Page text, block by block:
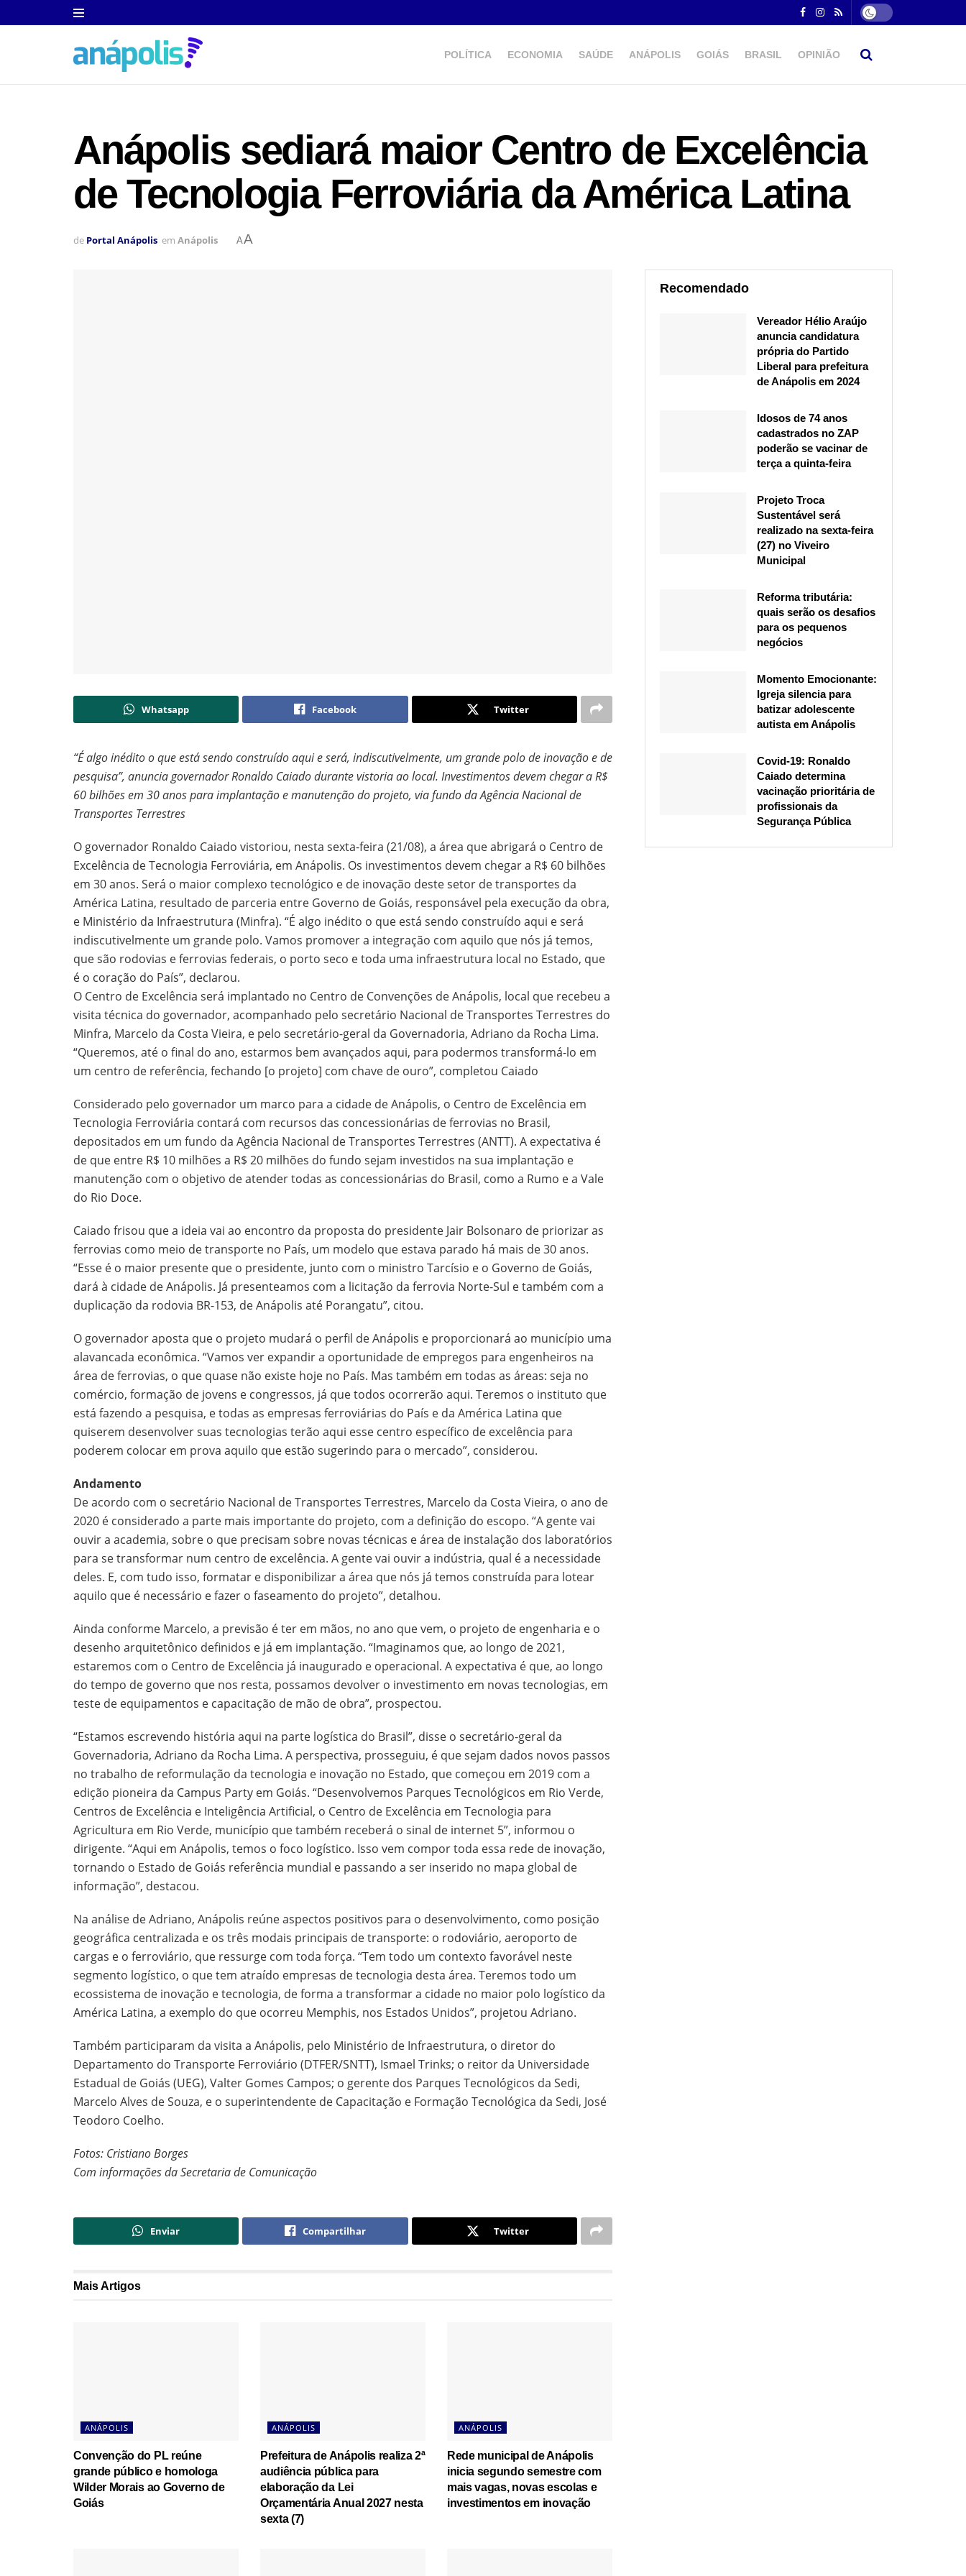
POLÍTICA ECONOMIA SAÚDE ANÁPOLIS GOIÁS BRASIL OPINIÃO
Anápolis sediará maior Centro de Excelência
de Tecnologia Ferroviária da América Latina
de Portal Anápolis em Anápolis AA
Whatsapp Facebook Twitter
“É algo inédito o que está sendo construído aqui e será, indiscutivelmente, um grande polo de inovação e de
pesquisa”, anuncia governador Ronaldo Caiado durante vistoria ao local. Investimentos devem chegar a R$
60 bilhões em 30 anos para implantação e manutenção do projeto, via fundo da Agência Nacional de
Transportes Terrestres
O governador Ronaldo Caiado vistoriou, nesta sexta-feira (21/08), a área que abrigará o Centro de
Excelência de Tecnologia Ferroviária, em Anápolis. Os investimentos devem chegar a R$ 60 bilhões
em 30 anos. Será o maior complexo tecnológico e de inovação deste setor de transportes da
América Latina, resultado de parceria entre Governo de Goiás, responsável pela execução da obra,
e Ministério da Infraestrutura (Minfra). “É algo inédito o que está sendo construído aqui e será
indiscutivelmente um grande polo. Vamos promover a integração com aquilo que nós já temos,
que são rodovias e ferrovias federais, o porto seco e toda uma infraestrutura local no Estado, que
é o coração do País”, declarou.
O Centro de Excelência será implantado no Centro de Convenções de Anápolis, local que recebeu a
visita técnica do governador, acompanhado pelo secretário Nacional de Transportes Terrestres do
Minfra, Marcelo da Costa Vieira, e pelo secretário-geral da Governadoria, Adriano da Rocha Lima.
“Queremos, até o final do ano, estarmos bem avançados aqui, para podermos transformá-lo em
um centro de referência, fechando [o projeto] com chave de ouro”, completou Caiado
Considerado pelo governador um marco para a cidade de Anápolis, o Centro de Excelência em
Tecnologia Ferroviária contará com recursos das concessionárias de ferrovias no Brasil,
depositados em um fundo da Agência Nacional de Transportes Terrestres (ANTT). A expectativa é
de que entre R$ 10 milhões a R$ 20 milhões do fundo sejam investidos na sua implantação e
manutenção com o objetivo de atender todas as concessionárias do Brasil, como a Rumo e a Vale
do Rio Doce.
Caiado frisou que a ideia vai ao encontro da proposta do presidente Jair Bolsonaro de priorizar as
ferrovias como meio de transporte no País, um modelo que estava parado há mais de 30 anos.
“Esse é o maior presente que o presidente, junto com o ministro Tarcísio e o Governo de Goiás,
dará à cidade de Anápolis. Já presenteamos com a licitação da ferrovia Norte-Sul e também com a
duplicação da rodovia BR-153, de Anápolis até Porangatu”, citou.
O governador aposta que o projeto mudará o perfil de Anápolis e proporcionará ao município uma
alavancada econômica. “Vamos ver expandir a oportunidade de empregos para engenheiros na
área de ferrovias, o que quase não existe hoje no País. Mas também em todas as áreas: seja no
comércio, formação de jovens e congressos, já que todos ocorrerão aqui. Teremos o instituto que
está fazendo a pesquisa, e todas as empresas ferroviárias do País e da América Latina que
quiserem desenvolver suas tecnologias terão aqui esse centro específico de excelência para
poderem colocar em prova aquilo que estão sugerindo para o mercado”, considerou.
Andamento
De acordo com o secretário Nacional de Transportes Terrestres, Marcelo da Costa Vieira, o ano de
2020 é considerado a parte mais importante do projeto, com a definição do escopo. “A gente vai
ouvir a academia, sobre o que precisam sobre novas técnicas e área de instalação dos laboratórios
para se transformar num centro de excelência. A gente vai ouvir a indústria, qual é a necessidade
deles. E, com tudo isso, formatar e disponibilizar a área que nós já temos construída para lotear
aquilo que é necessário e fazer o faseamento do projeto”, detalhou.
Ainda conforme Marcelo, a previsão é ter em mãos, no ano que vem, o projeto de engenharia e o
desenho arquitetônico definidos e já em implantação. “Imaginamos que, ao longo de 2021,
estaremos com o Centro de Excelência já inaugurado e operacional. A expectativa é que, ao longo
do tempo de governo que nos resta, possamos devolver o investimento em novas tecnologias, em
teste de equipamentos e capacitação de mão de obra”, prospectou.
“Estamos escrevendo história aqui na parte logística do Brasil”, disse o secretário-geral da
Governadoria, Adriano da Rocha Lima. A perspectiva, prosseguiu, é que sejam dados novos passos
no trabalho de reformulação da tecnologia e inovação no Estado, que começou em 2019 com a
edição pioneira da Campus Party em Goiás. “Desenvolvemos Parques Tecnológicos em Rio Verde,
Centros de Excelência e Inteligência Artificial, o Centro de Excelência em Tecnologia para
Agricultura em Rio Verde, município que também receberá o sinal de internet 5”, informou o
dirigente. “Aqui em Anápolis, temos o foco logístico. Isso vem compor toda essa rede de inovação,
tornando o Estado de Goiás referência mundial e passando a ser inserido no mapa global de
informação”, destacou.
Na análise de Adriano, Anápolis reúne aspectos positivos para o desenvolvimento, como posição
geográfica centralizada e os três modais principais de transporte: o rodoviário, aeroporto de
cargas e o ferroviário, que ressurge com toda força. “Tem todo um contexto favorável neste
segmento logístico, o que tem atraído empresas de tecnologia desta área. Teremos todo um
ecossistema de inovação e tecnologia, de forma a transformar a cidade no maior polo logístico da
América Latina, a exemplo do que ocorreu Memphis, nos Estados Unidos”, projetou Adriano.
Também participaram da visita a Anápolis, pelo Ministério de Infraestrutura, o diretor do
Departamento do Transporte Ferroviário (DTFER/SNTT), Ismael Trinks; o reitor da Universidade
Estadual de Goiás (UEG), Valter Gomes Campos; o gerente dos Parques Tecnológicos da Sedi,
Marcelo Alves de Souza, e o superintendente de Capacitação e Formação Tecnológica da Sedi, José
Teodoro Coelho.
Fotos: Cristiano Borges
Com informações da Secretaria de Comunicação
Enviar Compartilhar Twitter
MaisArtigos
ANÁPOLIS
Convenção do PL reúne
grande público e homologa
Wilder Morais ao Governo de
Goiás
ANÁPOLIS
Prefeitura de Anápolis realiza 2ª
audiência pública para
elaboração da Lei
Orçamentária Anual 2027 nesta
sexta (7)
ANÁPOLIS
Rede municipal de Anápolis
inicia segundo semestre com
mais vagas, novas escolas e
investimentos em inovação
Recomendado
Vereador Hélio Araújo
anuncia candidatura
própria do Partido
Liberal para prefeitura
de Anápolis em 2024
Idosos de 74 anos
cadastrados no ZAP
poderão se vacinar de
terça a quinta-feira
Projeto Troca
Sustentável será
realizado na sexta-feira
(27) no Viveiro
Municipal
Reforma tributária:
quais serão os desafios
para os pequenos
negócios
Momento Emocionante:
Igreja silencia para
batizar adolescente
autista em Anápolis
Covid-19: Ronaldo
Caiado determina
vacinação prioritária de
profissionais da
Segurança Pública